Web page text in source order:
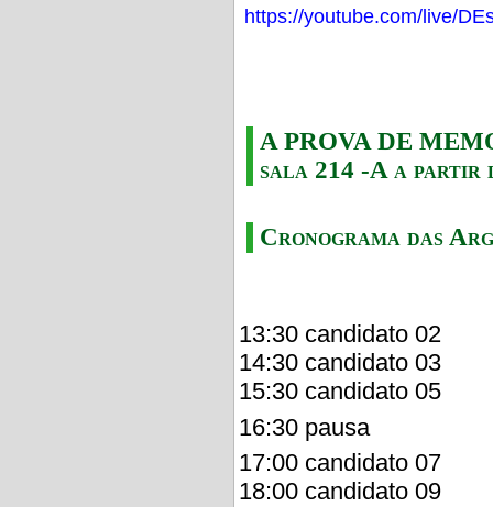
https://youtube.com/live/
A PROVA DE
sala 214 -A a partir
Cronograma das
13:30 candidato 02
14:30 candidato 03
15:30 candidato 05
16:30 pausa
17:00 candidato 07
18:00 candidato 09